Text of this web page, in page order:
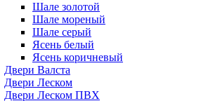
Шале золотой
Шале мореный
Шале серый
Ясень белый
Ясень коричневый
Двери Валста
Двери Леском
Двери Леском ПВХ